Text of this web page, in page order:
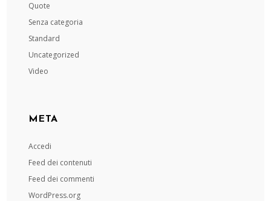
Quote
Senza categoria
Standard
Uncategorized
Video
META
Accedi
Feed dei contenuti
Feed dei commenti
WordPress.org